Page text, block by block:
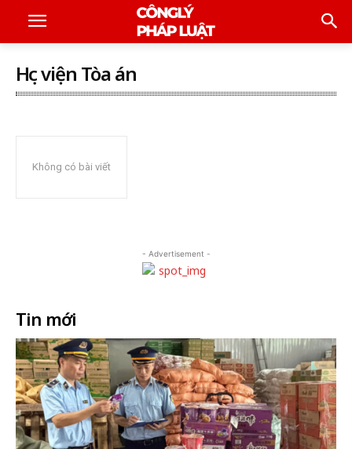
Học viện Tòa án
Không có bài viết
- Advertisement -
Tin mới